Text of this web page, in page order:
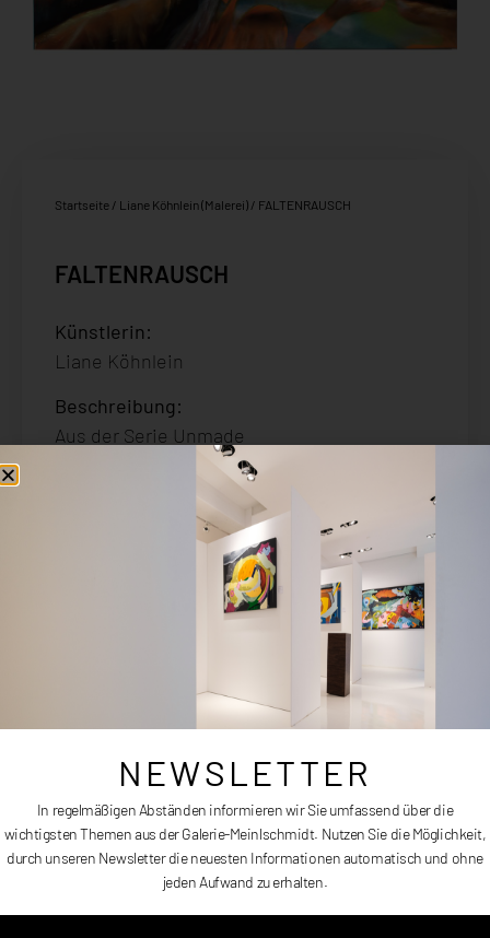
Startseite / Liane Köhnlein (Malerei) / FALTENRAUSCH
FALTENRAUSCH
Künstlerin:
Liane Köhnlein
Beschreibung:
Aus der Serie Unmade
Erscheinungsdatum:
Auf Anfrage
FALTENRAUSCH
NEWSLETTER
In regelmäßigen Abständen informieren wir Sie umfassend über die
wichtigsten Themen aus der Galerie-Meinlschmidt. Nutzen Sie die Möglichkeit,
durch unseren Newsletter die neuesten Informationen automatisch und ohne
jeden Aufwand zu erhalten.